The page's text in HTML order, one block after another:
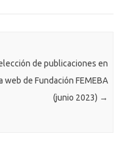
de publicaciones en
web de Fundación FEMEBA
(junio 2023) →